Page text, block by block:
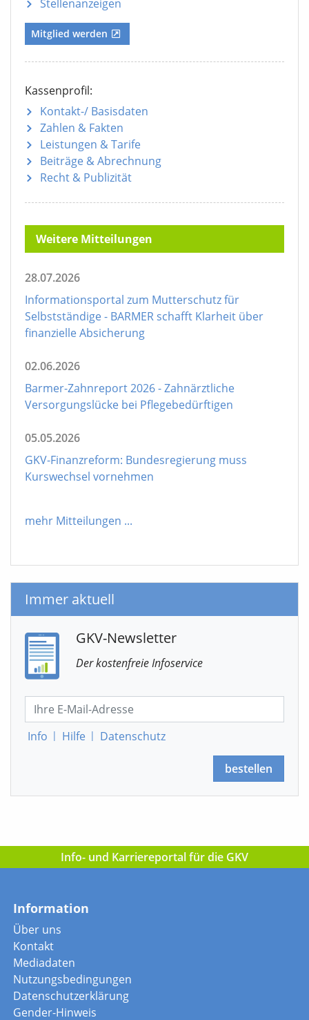
Stellenanzeigen
Mitglied werden
Kassenprofil:
Kontakt-/ Basisdaten
Zahlen & Fakten
Leistungen & Tarife
Beiträge & Abrechnung
Recht & Publizität
Weitere Mitteilungen
28.07.2026
Informationsportal zum Mutterschutz für
Selbstständige - BARMER schafft Klarheit über
finanzielle Absicherung
02.06.2026
Barmer-Zahnreport 2026 - Zahnärztliche
Versorgungslücke bei Pflegebedürftigen
05.05.2026
GKV-Finanzreform: Bundesregierung muss
Kurswechsel vornehmen
mehr Mitteilungen ...
Immer aktuell
GKV-Newsletter
Der kostenfreie Infoservice
Info | Hilfe | Datenschutz
bestellen
Info- und Karriereportal für die GKV
Information
Über uns
Kontakt
Mediadaten
Nutzungsbedingungen
Datenschutzerklärung
Gender-Hinweis